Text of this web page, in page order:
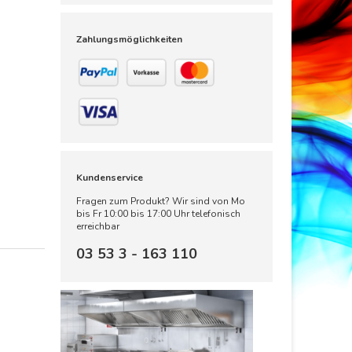
Zahlungsmöglichkeiten
Kundenservice
Fragen zum Produkt? Wir sind von Mo
bis Fr 10:00 bis 17:00 Uhr telefonisch
erreichbar
03 53 3 - 163 110